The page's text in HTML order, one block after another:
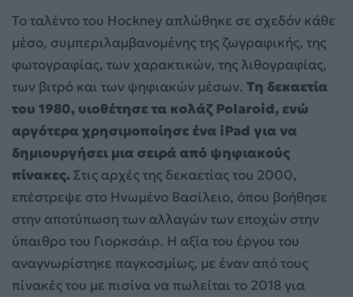
Το ταλέντο του Hockney απλώθηκε σε σχεδόν κάθε
μέσο, συμπεριλαμβανομένης της ζωγραφικής, της
φωτογραφίας, των χαρακτικών, της λιθογραφίας,
των βιτρό και των ψηφιακών μέσων. Τη δεκαετία
του 1980, υιοθέτησε τα κολάζ Polaroid, ενώ
αργότερα χρησιμοποίησε ένα iPad για να
δημιουργήσει μια σειρά από ψηφιακούς
πίνακες. Στις αρχές της δεκαετίας του 2000,
επέστρεψε στο Ηνωμένο Βασίλειο, όπου βοήθησε
στην αποτύπωση των αλλαγών των εποχών στην
ύπαιθρο του Γιορκσάιρ. Η αξία του έργου του
αναγνωρίστηκε παγκοσμίως, με έναν από τους
πίνακές του με πισίνα να πωλείται το 2018 για